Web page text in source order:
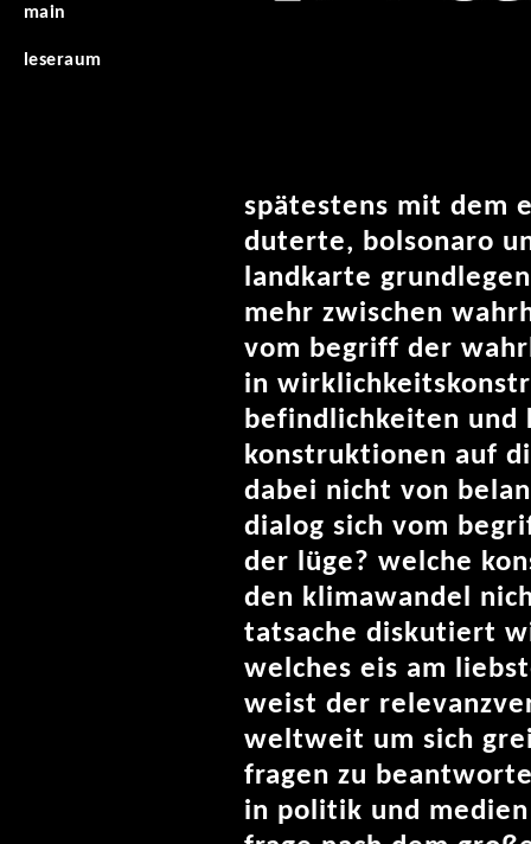
main
leseraum
spätestens mit dem
duterte, bolsonaro
landkarte
mehr zwischen
vom begriff der
in
befindlichkeiten und
konstruktionen auf
dabei nicht von
dialog sich vom
der lüge? welche
den klimawandel
tatsache diskutiert
welches eis am
weist der
weltweit um sich
fragen zu
in politik und